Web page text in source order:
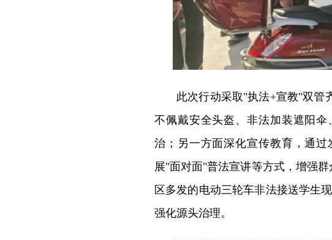
此次行动采取"执法+宣教"双管
不佩戴安全头盔、非法加装遮阳
治；另一方面深化宣传教育，通
展"面对面"普法宣讲等方式，增强
区多发的电动三轮车非法接送学生
强化源头治理。